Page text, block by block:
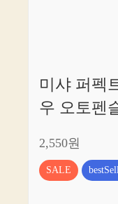
미샤 퍼펙
우 오토펜
2,550원
SALE